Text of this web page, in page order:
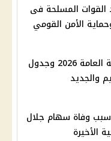
المسلحة فى
الأمن القومي
موعد امتحانات الثانوية العامة 2026 وجدول
والجديد
وفاة سهام جلال
الأخيرة